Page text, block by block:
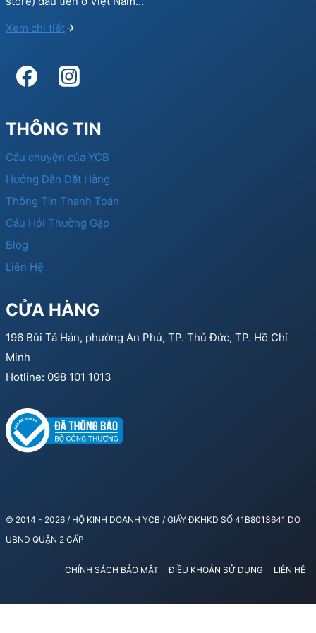
Xem chi tiết
THÔNG TIN
Câu chuyện của YCB
Hướng Dẫn Đặt Hàng
Thông Tin Thanh Toán
Câu Hỏi Thường Gặp
Blog
Liên Hệ
CỬA HÀNG
196 Bùi Tá Hán, phường An Phú, TP. Thủ Đức, TP. Hồ Chí
Minh
Hotline: 098 101 1013
© 2014 - 2026 / HỘ KINH DOANH YCB / GIẤY ĐKHKD SỐ 41B8013641 DO
UBND QUẬN 2 CẤP
CHÍNH SÁCH BẢO MẬT ĐIỀU KHOẢN SỬ DỤNG LIÊN HỆ